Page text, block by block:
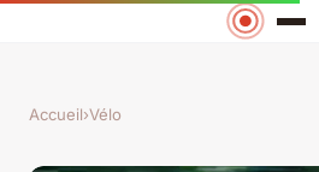
Accueil›Vélo